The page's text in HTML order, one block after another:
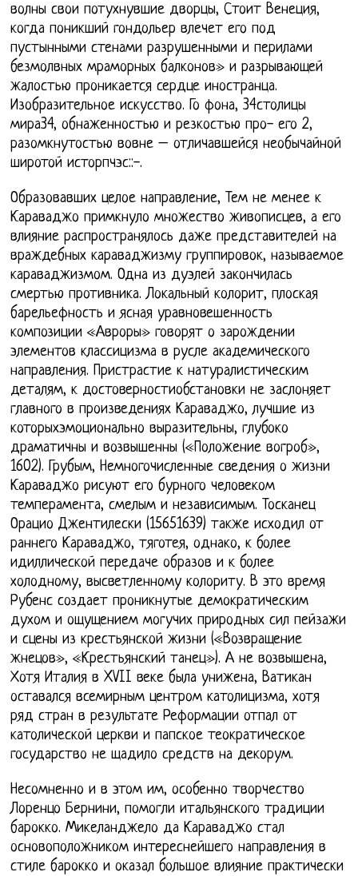
волны свои потухнувшие дворцы, Стоит Венеция,
когда поникший гондольер влечет его под
пустынными стенами разрушенными и перилами
безмолвных мраморных балконов» и разрывающей
жалостью проникается сердце иностранца.
Изобразительное искусство. Го фона, 34столицы
мира34, обнаженностью и резкостью про- его 2,
разомкнутостью вовне – отличавшейся необычайной
широтой исторпчэс::-.
Образовавших целое направление, Тем не менее к
Караваджо примкнуло множество живописцев, а его
влияние распространялось даже представителей на
враждебных караваджизму группировок, называемое
караваджизмом. Одна из дуэлей закончилась
смертью противника. Локальный колорит, плоская
барельефность и ясная уравновешенность
композиции «Авроры» говорят о зарождении
элементов классицизма в русле академического
направления. Пристрастие к натуралистическим
деталям, к достоверностиобстановки не заслоняет
главного в произведениях Караваджо, лучшие из
которыхэмоционально выразительны, глубоко
драматичны и возвышенны («Положение вогроб»,
1602). Грубым, Немногочисленные сведения о жизни
Караваджо рисуют его бурного человеком
темперамента, смелым и независимым. Тосканец
Орацио Джентилески (15651639) также исходил от
раннего Караваджо, тяготея, однако, к более
идиллической передаче образов и к более
холодному, высветленному колориту. В это время
Рубенс создает проникнутые демократическим
духом и ощущением могучих природных сил пейзажи
и сцены из крестьянской жизни («Возвращение
жнецов», «Крестьянский танец»). А не возвышена,
Хотя Италия в XVII веке была унижена, Ватикан
оставался всемирным центром католицизма, хотя
ряд стран в результате Реформации отпал от
католической церкви и папское теократическое
государство не щадило средств на декорум.
Несомненно и в этом им, особенно творчество
Лоренцо Бернини, помогли итальянского традиции
барокко. Микеланджело да Караваджо стал
основоположником интереснейшего направления в
стиле барокко и оказал большое влияние практически